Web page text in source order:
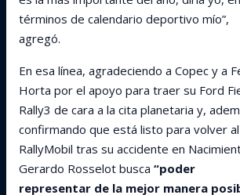
términos de calendario deportivo mío”,
agregó.
En esa línea, agradeciendo a Copec y a
Horta por el apoyo para traer su Ford
Rally3 de cara a la cita planetaria y,
confirmando que está listo para volver al
RallyMobil tras su accidente en
Gerardo Rosselot busca “poder
representar de la mejor manera